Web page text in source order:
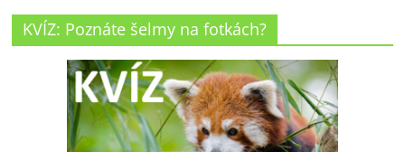
KVÍZ: Poznáte šelmy na fotkách?